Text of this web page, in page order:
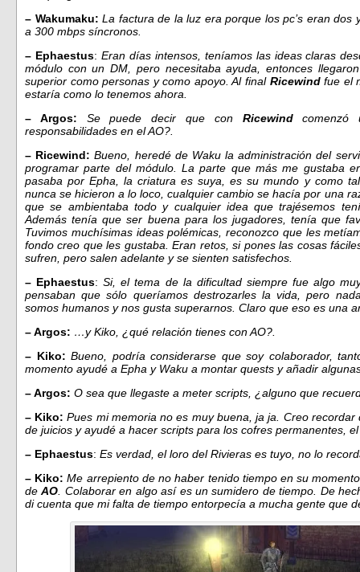
– Wakumaku: La factura de la luz era porque los pc’s eran
a 300 mbps síncronos.
– Ephaestus: Eran días intensos, teníamos las ideas claras
módulo con un DM, pero necesitaba ayuda, entonces
superior como personas y como apoyo. Al final Ricewindfue el
estaría como lo tenemos ahora.
– Argos:
Se puede decir que con Ricewindcomenzó
responsabilidades en el AO?.
– Ricewind: Bueno, heredé de Waku la administración del
programar parte del módulo. La parte que más me gustaba
pasaba por Epha, la criatura es suya, es su mundo y como
nunca se hicieron a lo loco, cualquier cambio se hacía por una
que se ambientaba todo y cualquier idea que trajésemos
Además tenía que ser buena para los jugadores, tenía que
Tuvimos muchísimas ideas polémicas, reconozco que les
fondo creo que les gustaba. Eran retos, si pones las cosas
sufren, pero salen adelante y se sienten satisfechos.
– Ephaestus:Si, el tema de la dificultad siempre fue algo
pensaban que sólo queríamos destrozarles la vida, pero
somos humanos y nos gusta superarnos. Claro que eso es una
– Argos: …y Kiko, ¿qué relación tienes con AO?.
– Kiko: Bueno, podría considerarse que soy colaborador,
momento ayudé a Epha y Waku a montar quests y añadir
– Argos: O sea que llegaste a meter scripts, ¿alguno que
– Kiko: Pues mi memoria no es muy buena, ja ja. Creo
de juicios y ayudé a hacer scripts para los cofres permanentes,
– Ephaestus: Es verdad, el loro del Rivieras es tuyo, no lo
– Kiko: Me arrepiento de no haber tenido tiempo en su
deAO . Colaborar en algo así es un sumidero de tiempo. De
di cuenta que mi falta de tiempo entorpecía a mucha gente que